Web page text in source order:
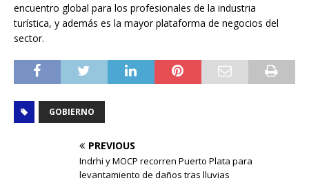
encuentro global para los profesionales de la industria
turística, y además es la mayor plataforma de negocios del
sector.
GOBIERNO
PREVIOUS
Indrhi y MOCP recorren Puerto Plata para
levantamiento de daños tras lluvias